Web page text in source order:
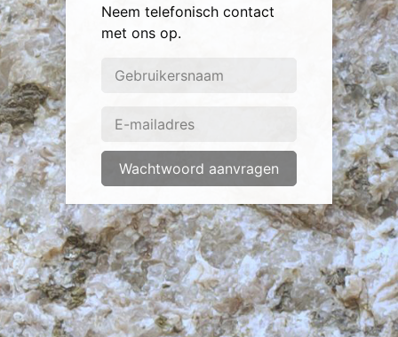
Neem telefonisch contact
met ons op.
Wachtwoord aanvragen